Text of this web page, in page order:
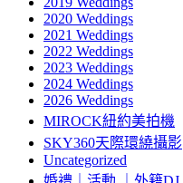
2020 Weddings
2021 Weddings
2022 Weddings
2023 Weddings
2024 Weddings
2026 Weddings
MIROCK紐約美拍機
SKY360天際環繞攝影
Uncategorized